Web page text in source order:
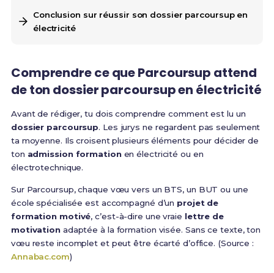
Conclusion sur réussir son dossier parcoursup en
électricité
Comprendre ce que Parcoursup attend
de ton dossier parcoursup en électricité
Avant de rédiger, tu dois comprendre comment est lu un
dossier parcoursup. Les jurys ne regardent pas seulement
ta moyenne. Ils croisent plusieurs éléments pour décider de
ton admission formationen électricité ou en
électrotechnique.
Sur Parcoursup, chaque vœu vers un BTS, un BUT ou une
école spécialisée est accompagné d’un projet de
formation motivé, c’est-à-dire une vraie lettre de
motivationadaptée à la formation visée. Sans ce texte, ton
vœu reste incomplet et peut être écarté d’office. (Source :
Annabac.com)